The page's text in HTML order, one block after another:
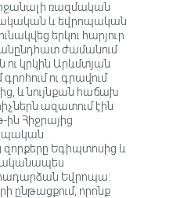
ռազմական
և եվրոպական
երկու հարյուր
ժամանում
ու կրկին Արևմտյան
ու գրավում
և նույնքան հաճախ
ազատում էին
Հիջրայից
Եգիպտոսից և
Եվրոպա:
ընթացքում, որոնք